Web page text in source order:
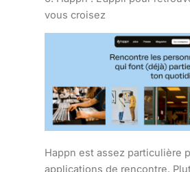
vous croisez
Happn est assez particulière
applications de rencontre.